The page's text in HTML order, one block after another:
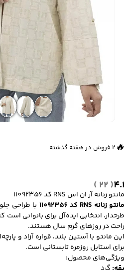
زیبایی و سلامت
خانه و آشپزخانه
شلوارک مردانه ژاکت و
شلوار جین مردانه
سویشرت و هودی
کیف مردانه
کیف
4.1
( 22 )
مانتو زنانه آر ان اس RNS کد 11092356
مانتو زنانه RNS کد 11092356
با طراحی
طرحدار، انتخابی ایده‌آل برای بانوانی
راحت در روزهای گرم سال هستند.
این مانتو با آستین بلند، قواره آزاد و
برای استایل روزمره تابستانی است.
ویژگی‌های محصول:
🔥 2 فروش در هفته گذشته